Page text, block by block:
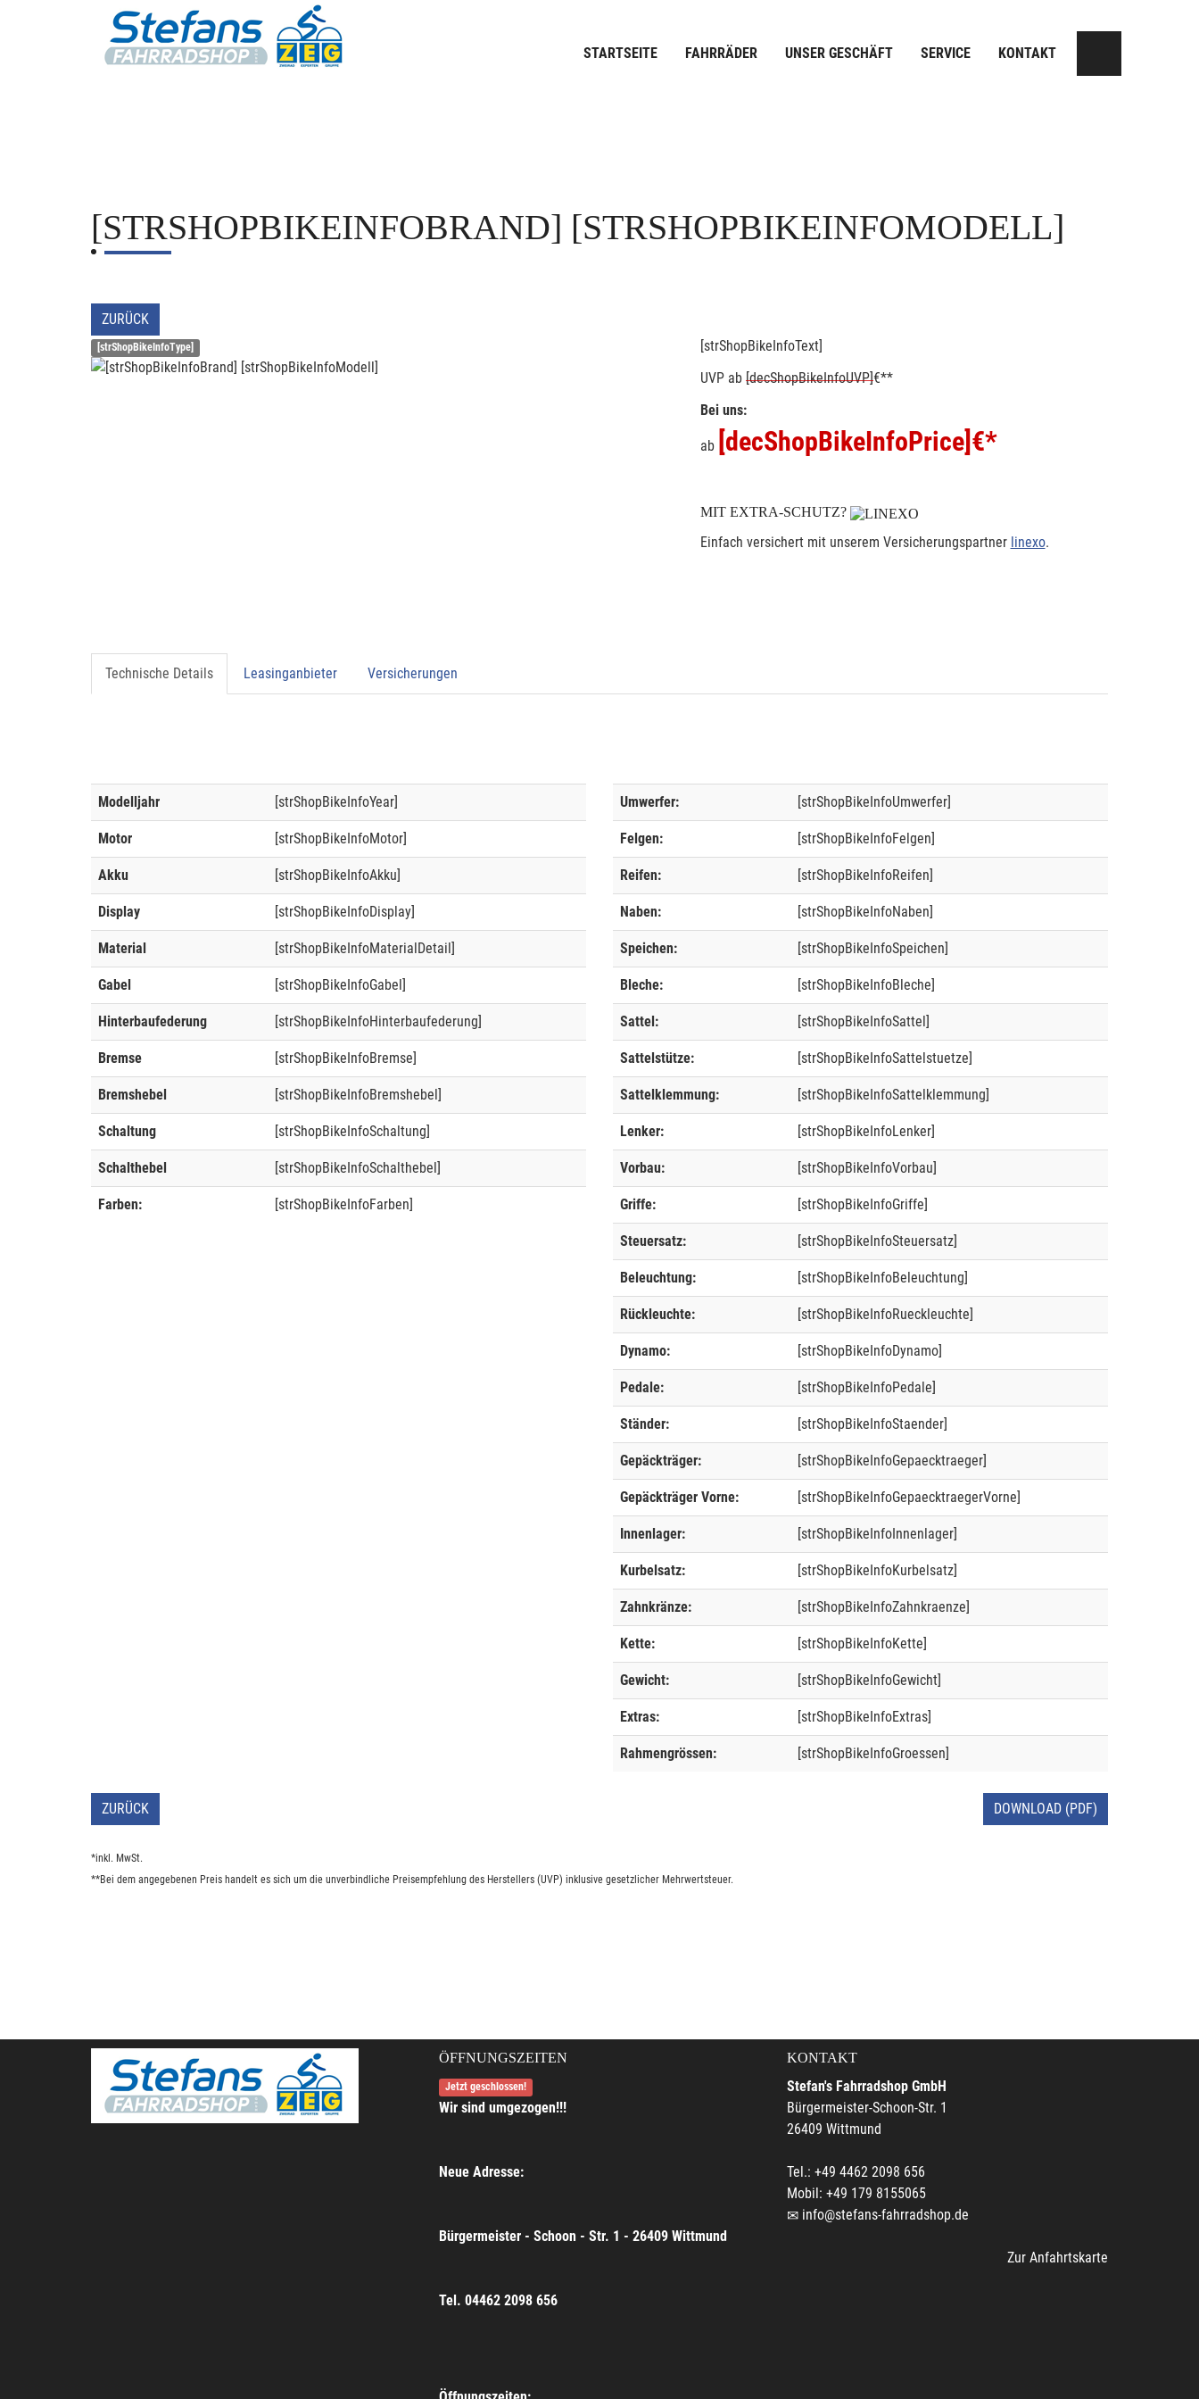
STARTSEITE FAHRRÄDER UNSER GESCHÄFT SERVICE KONTAKT
[STRSHOPBIKEINFOBRAND] [STRSHOPBIKEINFOMODELL]
ZURÜCK
[strShopBikeInfoType]
[strShopBikeInfoText]
UVP ab [decShopBikeInfoUVP]€**
Bei uns:
ab [decShopBikeInfoPrice] €*
MIT EXTRA-SCHUTZ?
Einfach versichert mit unserem Versicherungspartner linexo.
Technische Details Leasinganbieter Versicherungen
Modelljahr [strShopBikeInfoYear]
Motor [strShopBikeInfoMotor]
Akku [strShopBikeInfoAkku]
Display [strShopBikeInfoDisplay]
Material [strShopBikeInfoMaterialDetail]
Gabel [strShopBikeInfoGabel]
Hinterbaufederung [strShopBikeInfoHinterbaufederung]
Bremse [strShopBikeInfoBremse]
Bremshebel [strShopBikeInfoBremshebel]
Schaltung [strShopBikeInfoSchaltung]
Schalthebel [strShopBikeInfoSchalthebel]
Farben: [strShopBikeInfoFarben]
Umwerfer: [strShopBikeInfoUmwerfer]
Felgen: [strShopBikeInfoFelgen]
Reifen: [strShopBikeInfoReifen]
Naben: [strShopBikeInfoNaben]
Speichen: [strShopBikeInfoSpeichen]
Bleche: [strShopBikeInfoBleche]
Sattel: [strShopBikeInfoSattel]
Sattelstütze: [strShopBikeInfoSattelstuetze]
Sattelklemmung: [strShopBikeInfoSattelklemmung]
Lenker: [strShopBikeInfoLenker]
Vorbau: [strShopBikeInfoVorbau]
Griffe: [strShopBikeInfoGriffe]
Steuersatz: [strShopBikeInfoSteuersatz]
Beleuchtung: [strShopBikeInfoBeleuchtung]
Rückleuchte: [strShopBikeInfoRueckleuchte]
Dynamo: [strShopBikeInfoDynamo]
Pedale: [strShopBikeInfoPedale]
Ständer: [strShopBikeInfoStaender]
Gepäckträger: [strShopBikeInfoGepaecktraeger]
Gepäckträger Vorne: [strShopBikeInfoGepaecktraegerVorne]
Innenlager: [strShopBikeInfoInnenlager]
Kurbelsatz: [strShopBikeInfoKurbelsatz]
Zahnkränze: [strShopBikeInfoZahnkraenze]
Kette: [strShopBikeInfoKette]
Gewicht: [strShopBikeInfoGewicht]
Extras: [strShopBikeInfoExtras]
Rahmengrössen: [strShopBikeInfoGroessen]
ZURÜCK DOWNLOAD (PDF)
*inkl. MwSt.
**Bei dem angegebenen Preis handelt es sich um die unverbindliche Preisempfehlung des Herstellers (UVP) inklusive gesetzlicher Mehrwertsteuer.
ÖFFNUNGSZEITEN
Jetzt geschlossen!
Wir sind umgezogen!!!
Neue Adresse:
Bürgermeister - Schoon - Str. 1 - 26409 Wittmund
Tel. 04462 2098 656
KONTAKT
Stefan's Fahrradshop GmbH
Bürgermeister-Schoon-Str. 1
26409 Wittmund
Tel.: +49 4462 2098 656
Mobil: +49 179 8155065
info@stefans-fahrradshop.de
Zur Anfahrtskarte